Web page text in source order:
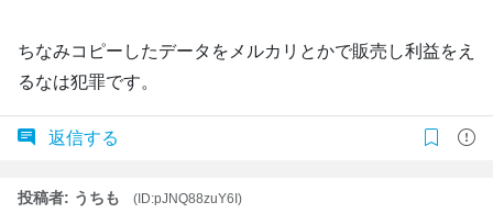
ちなみコピーしたデータをメルカリとかで販売し利益をえ
るなは犯罪です。
返信する
投稿者: うちも
(ID:pJNQ88zuY6I)